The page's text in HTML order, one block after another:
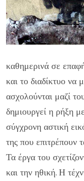
καθημερινά σε
και το διαδίκτυο να
ασχολούνται μαζί
δημιουργεί η ρήξη
σύγχρονη αστική
της που επιτρέπουν
Τα έργα του
και την ηθική. Η